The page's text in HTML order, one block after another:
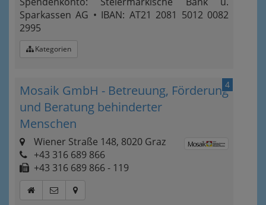
Sparkassen AG • IBAN: AT21 2081 5012 0082
2995
Kategorien
4
Mosaik GmbH - Betreuung, Förderung
und Beratung behinderter
Menschen
Wiener Straße 148, 8020 Graz
+43 316 689 866
+43 316 689 866 - 119